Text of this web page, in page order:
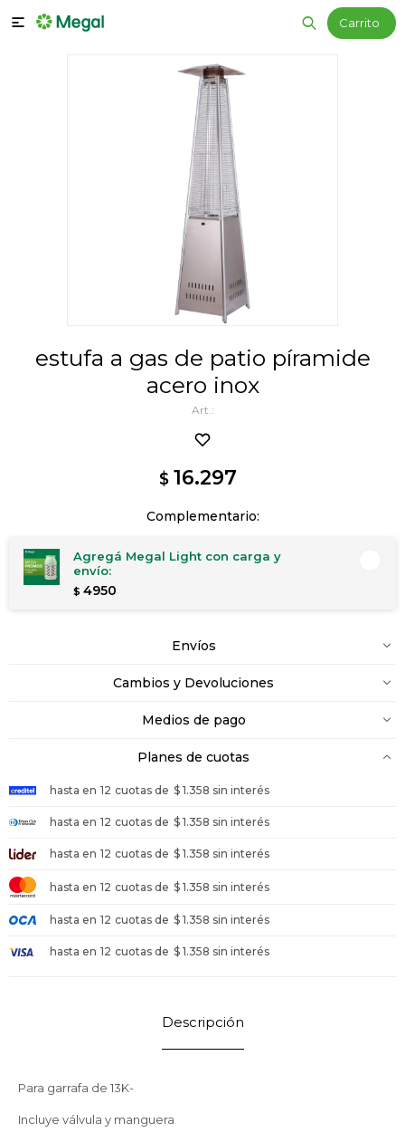

estufa a gas de patio píramide
acero inox
$ 16.297
Complementario:
Agregá Megal Light con carga y
envío:
$ 4950
Envíos
Cambios y Devoluciones
Medios de pago
Planes de cuotas
hasta en 12 cuotas de $ 1.358 sin interés
hasta en 12 cuotas de $ 1.358 sin interés
hasta en 12 cuotas de $ 1.358 sin interés
hasta en 12 cuotas de $ 1.358 sin interés
hasta en 12 cuotas de $ 1.358 sin interés
hasta en 12 cuotas de $ 1.358 sin interés
Descripción
Para garrafa de 13K-
Incluye válvula y manguera